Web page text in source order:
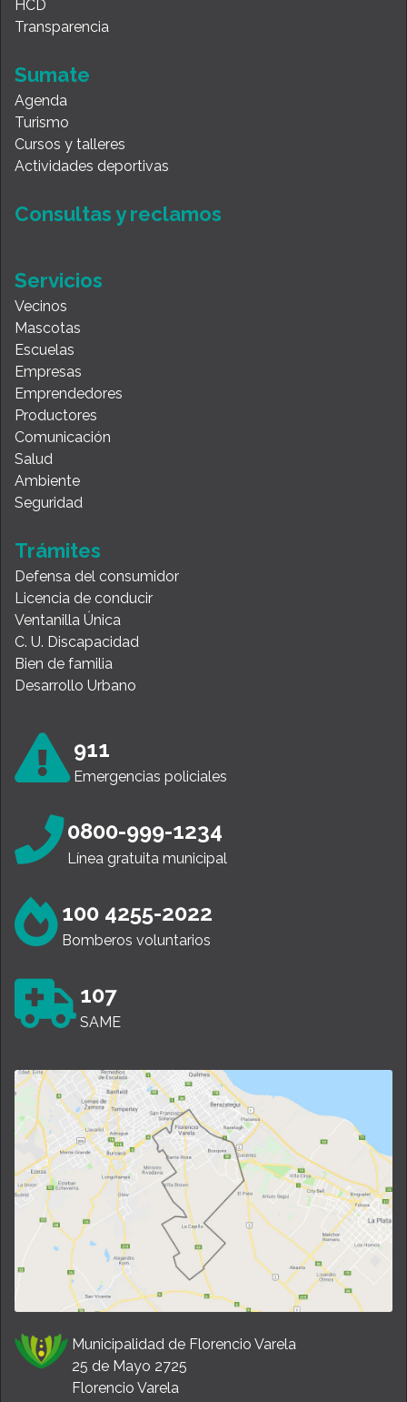
HCD
Transparencia
Sumate
Agenda
Turismo
Cursos y talleres
Actividades deportivas
Consultas y reclamos
Servicios
Vecinos
Mascotas
Escuelas
Empresas
Emprendedores
Productores
Comunicación
Salud
Ambiente
Seguridad
Trámites
Defensa del consumidor
Licencia de conducir
Ventanilla Única
C. U. Discapacidad
Bien de familia
Desarrollo Urbano
911
Emergencias policiales
0800-999-1234
Línea gratuita municipal
100 4255-2022
Bomberos voluntarios
107
SAME
Municipalidad de Florencio Varela
25 de Mayo 2725
Florencio Varela